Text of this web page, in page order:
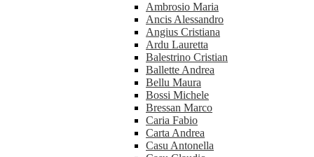
Ambrosio Maria
Ancis Alessandro
Angius Cristiana
Ardu Lauretta
Balestrino Cristian
Ballette Andrea
Bellu Maura
Bossi Michele
Bressan Marco
Caria Fabio
Carta Andrea
Casu Antonella